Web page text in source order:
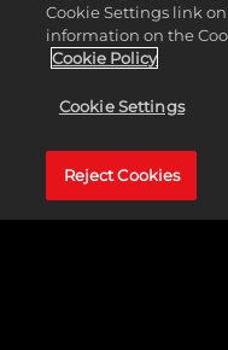
I
Cookie Settings link
information on the
Cookie Policy
Cookie Settings
Reject Cookies